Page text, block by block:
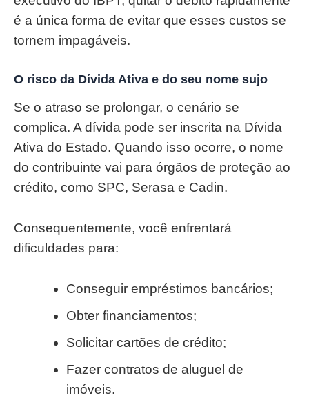
é a única forma de evitar que esses custos se
tornem impagáveis.
O risco da Dívida Ativa e do seu nome sujo
Se o atraso se prolongar, o cenário se
complica. A dívida pode ser inscrita na Dívida
Ativa do Estado. Quando isso ocorre, o nome
do contribuinte vai para órgãos de proteção ao
crédito, como SPC, Serasa e Cadin.
Consequentemente, você enfrentará
dificuldades para:
Conseguir empréstimos bancários;
Obter financiamentos;
Solicitar cartões de crédito;
Fazer contratos de aluguel de
imóveis.